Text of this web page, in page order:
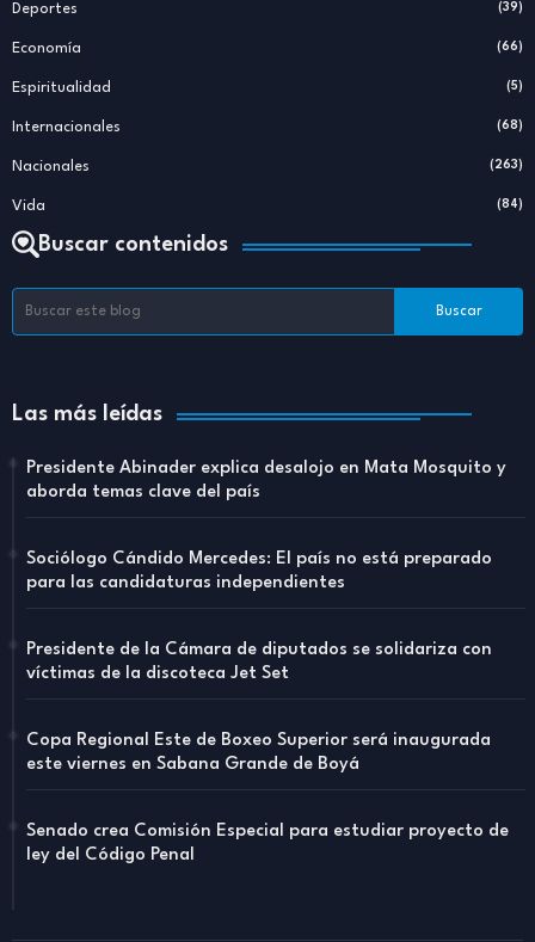
Deportes (39)
Economía (66)
Espiritualidad (5)
Internacionales (68)
Nacionales (263)
Vida (84)
Buscar contenidos
Las más leídas
Presidente Abinader explica desalojo en Mata Mosquito y
aborda temas clave del país
Sociólogo Cándido Mercedes: El país no está preparado
para las candidaturas independientes
Presidente de la Cámara de diputados se solidariza con
víctimas de la discoteca Jet Set
Copa Regional Este de Boxeo Superior será inaugurada
este viernes en Sabana Grande de Boyá
Senado crea Comisión Especial para estudiar proyecto de
ley del Código Penal